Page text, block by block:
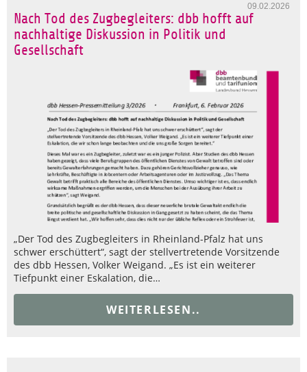
09.02.2026
Nach Tod des Zugbegleiters: dbb hofft auf
nachhaltige Diskussion in Politik und
Gesellschaft
„Der Tod des Zugbegleiters in Rheinland-Pfalz hat uns
schwer erschüttert“, sagt der stellvertretende Vorsitzende
des dbb Hessen, Volker Weigand. „Es ist ein weiterer
Tiefpunkt einer Eskalation, die…
WEITERLESEN..